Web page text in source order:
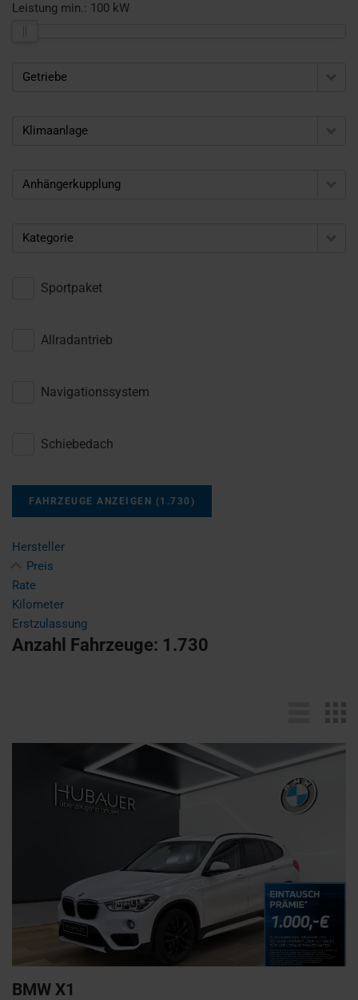
Leistung min.: 100 kW
Getriebe
Klimaanlage
Anhängerkupplung
Kategorie
Sportpaket
Allradantrieb
Navigationssystem
Schiebedach
FAHRZEUGE ANZEIGEN (1.730 )
Hersteller
Preis
Rate
Kilometer
Erstzulassung
Anzahl Fahrzeuge: 1.730
BMW X1